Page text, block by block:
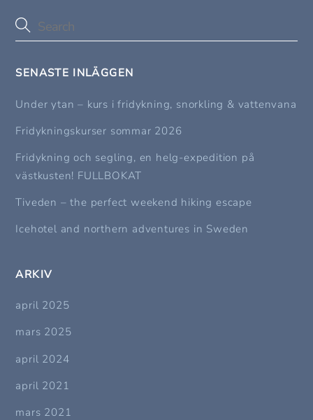
SENASTE INLÄGGEN
Under ytan – kurs i fridykning, snorkling & vattenvana
Fridykningskurser sommar 2026
Fridykning och segling, en helg-expedition på
västkusten! FULLBOKAT
Tiveden – the perfect weekend hiking escape
Icehotel and northern adventures in Sweden
ARKIV
april 2025
mars 2025
april 2024
april 2021
mars 2021